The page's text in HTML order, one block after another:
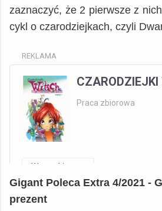
zaznaczyć, że 2 pierwsze z
cykl o czarodziejkach, czyli
REKLAMA
CZARODZIEJKI
Praca zbiorowa
Wszystkie
Allegro
książka
Skladnicaksiegarska.pl
Gigant Poleca Extra 4/2021 -
prezent